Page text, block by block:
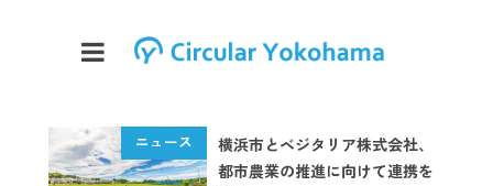
横浜市とベジタリア株式会社、
都市農業の推進に向けて連携を